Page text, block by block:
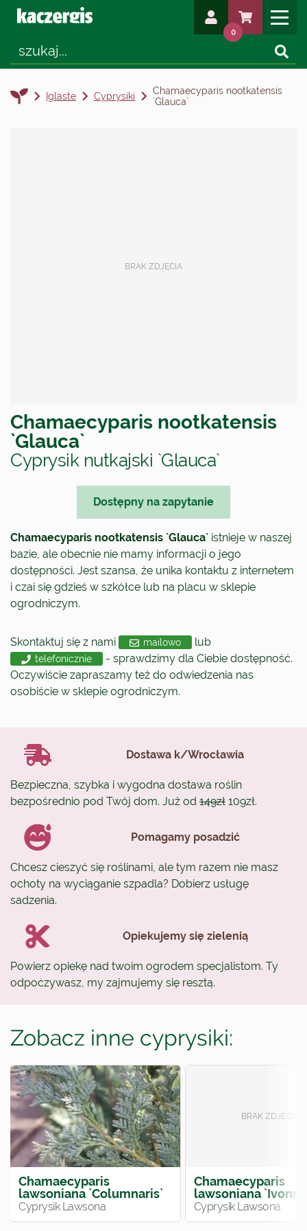
0
Iglaste Cyprysiki
Chamaecyparis nootkatensis
`Glauca`
Chamaecyparis nootkatensis
`Glauca`
Cyprysik nutkajski `Glauca`
Dostępny na zapytanie
Chamaecyparis nootkatensis `Glauca` istnieje w naszej
bazie, ale obecnie nie mamy informacji o jego
dostępności. Jest szansa, że unika kontaktu z internetem
i czai się gdzieś w szkółce lub na placu w sklepie
ogrodniczym.
Skontaktuj się z nami mailowo lub
telefonicznie
- sprawdzimy dla Ciebie dostępność.
Oczywiście zapraszamy też do odwiedzenia nas
osobiście w sklepie ogrodniczym.
Dostawa k/Wrocławia
Bezpieczna, szybka i wygodna dostawa roślin
bezpośrednio pod Twój dom. Już od 149zł 109zł.
Pomagamy posadzić
Chcesz cieszyć się roślinami, ale tym razem nie masz
ochoty na wyciąganie szpadla? Dobierz usługę
sadzenia.
Opiekujemy się zielenią
Powierz opiekę nad twoim ogrodem specjalistom. Ty
odpoczywasz, my zajmujemy się resztą.
Zobacz inne cyprysiki:
Chamaecyparis
lawsoniana `Columnaris`
Cyprysik Lawsona
Chamaecyparis
lawsoniana
Cyprysik Lawsona